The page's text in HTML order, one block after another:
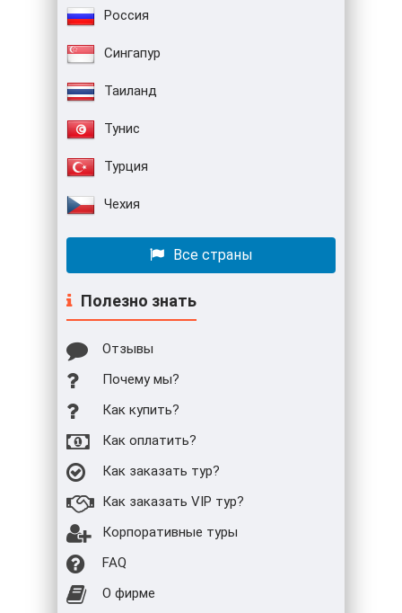
Россия
Сингапур
Таиланд
Тунис
Турция
Чехия
Все страны
Полезно знать
Отзывы
Почему мы?
Как купить?
Как оплатить?
Как заказать тур?
Как заказать VIP тур?
Корпоративные туры
FAQ
О фирме